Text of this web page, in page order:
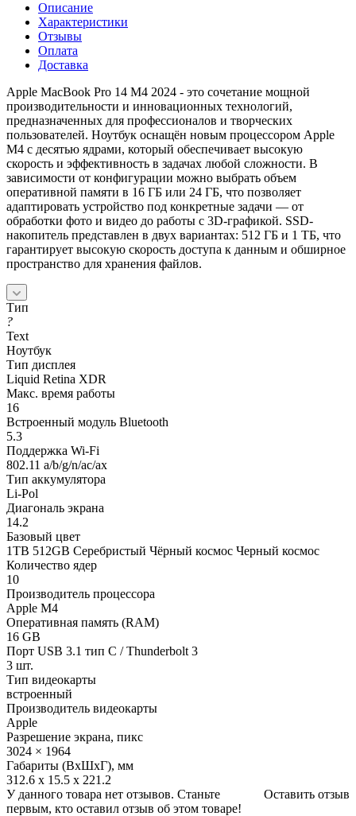
Описание
Характеристики
Отзывы
Оплата
Доставка
Apple MacBook Pro 14 M4 2024 - это сочетание мощной
производительности и инновационных технологий,
предназначенных для профессионалов и творческих
пользователей. Ноутбук оснащён новым процессором Apple
M4 с десятью ядрами, который обеспечивает высокую
скорость и эффективность в задачах любой сложности. В
зависимости от конфигурации можно выбрать объем
оперативной памяти в 16 ГБ или 24 ГБ, что позволяет
адаптировать устройство под конкретные задачи — от
обработки фото и видео до работы с 3D-графикой. SSD-
накопитель представлен в двух вариантах: 512 ГБ и 1 ТБ, что
гарантирует высокую скорость доступа к данным и обширное
пространство для хранения файлов.
Тип
?
Text
Ноутбук
Тип дисплея
Liquid Retina XDR
Макс. время работы
16
Встроенный модуль Bluetooth
5.3
Поддержка Wi-Fi
802.11 a/b/g/n/ac/ax
Тип аккумулятора
Li-Pol
Диагональ экрана
14.2
Базовый цвет
1TB 512GB Серебристый Чёрный космос Черный космос
Количество ядер
10
Производитель процессора
Apple M4
Оперативная память (RAM)
16 GB
Порт USB 3.1 тип C / Thunderbolt 3
3 шт.
Тип видеокарты
встроенный
Производитель видеокарты
Apple
Разрешение экрана, пикс
3024 × 1964
Габариты (ВхШхГ), мм
312.6 x 15.5 x 221.2
Оставить отзыв
У данного товара нет отзывов. Станьте
первым, кто оставил отзыв об этом товаре!